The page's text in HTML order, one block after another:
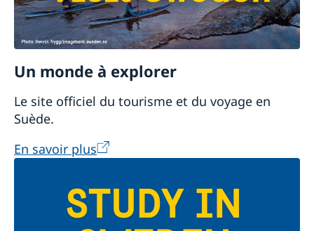
Un monde à explorer
Le site officiel du tourisme et du voyage en
Suède.
En savoir plus